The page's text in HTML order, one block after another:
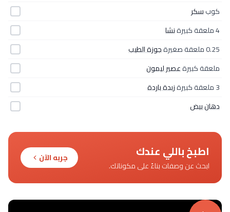
كوبسكر
4 ملعقة كبيرة
نشا
0.25 ملعقة صغيرة
جوزة الطيب
ملعقة كبيرةعصير ليمون
3 ملعقة كبيرة
زبدة باردة
دهان بيض
اطبخ باللي عندك
ابحث عن وصفات بناءً على مكوناتك.
جربه الآن